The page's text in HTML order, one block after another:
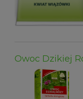
Owoc Dzikiej